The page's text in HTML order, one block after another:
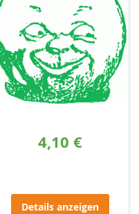
4,10 €
Details anzeigen